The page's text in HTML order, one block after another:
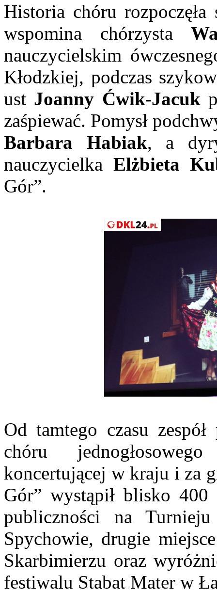
Historia chóru
wspomina chórzysta
nauczycielskim
Kłodzkiej, podczas
ust Joanny Ćwik-Jacuk
zaśpiewać. Pomysł
Barbara Habiak, a
nauczycielka Elżbieta
Gór”.
Od tamtego czasu
chóru
koncertującej w kraju i za
Gór” wystąpił blisko
publiczności na
Spychowie, drugie
Skarbimierzu oraz
festiwalu Stabat Mater w